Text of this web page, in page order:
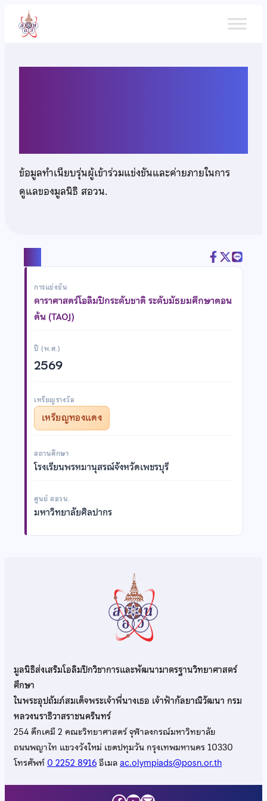
เนื้อหา
ข้อมูลทำเนียบรุ่นผู้เข้าร่วมแข่งขันและค่ายภายในการ
ดูแลของมูลนิธิ สอวน.
การแข่งขัน
ดาราศาสตร์โอลิมปิกระดับชาติ ระดับมัธยมศึกษาตอน
ต้น (TAOJ)
ปี (พ.ศ.)
2569
เหรียญรางวัล
เหรียญทองแดง
สถานศึกษา
โรงเรียนพรหมานุสรณ์จังหวัดเพชรบุรี
ศูนย์ สอวน.
มหาวิทยาลัยศิลปากร
มูลนิธิส่งเสริมโอลิมปิกวิชาการและพัฒนามาตรฐานวิทยาศาสตร์
ศึกษา
ในพระอุปถัมภ์สมเด็จพระเจ้าพี่นางเธอ เจ้าฟ้ากัลยาณิวัฒนา กรม
หลวงนราธิวาสราชนครินทร์
254 ตึกเคมี 2 คณะวิทยาศาสตร์ จุฬาลงกรณ์มหาวิทยาลัย
ถนนพญาไท แขวงวังใหม่ เขตปทุมวัน กรุงเทพมหานคร 10330
โทรศัพท์0 2252 8916อีเมลac.olympiads@posn.or.th